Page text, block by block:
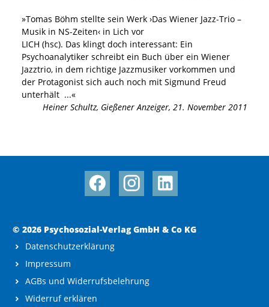
»Tomas Böhm stellte sein Werk ›Das Wiener Jazz-Trio –
Musik in NS-Zeiten‹ in Lich vor
LICH (hsc). Das klingt doch interessant: Ein
Psychoanalytiker schreibt ein Buch über ein Wiener
Jazztrio, in dem richtige Jazzmusiker vorkommen und
der Protagonist sich auch noch mit Sigmund Freud
unterhält ...«
Heiner Schultz, Gießener Anzeiger, 21. November 2011
© 2026 Psychosozial-Verlag GmbH & Co KG
Datenschutzerklärung
Impressum
AGBs und Widerrufsbelehrung
Widerruf erklären